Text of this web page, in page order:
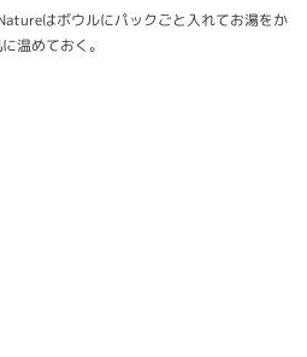
はボウルにパックごと入れてお湯をか
温めておく。